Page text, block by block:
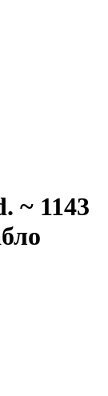
~ 1143